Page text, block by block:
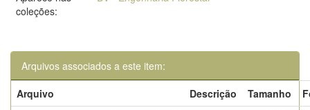
coleções:
Arquivos associados a este item:
Arquivo
Descrição Tamanho